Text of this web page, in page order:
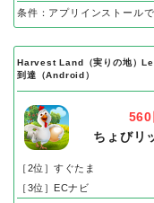
条件：アプリインストールで
Harvest Land（実りの地）
到達（Android）
560
ちょびリ
［2位］すぐたま
［3位］ECナビ